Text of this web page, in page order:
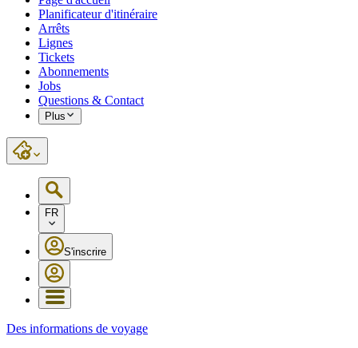
Planificateur d'itinéraire
Arrêts
Lignes
Tickets
Abonnements
Jobs
Questions & Contact
Plus
FR
S'inscrire
Des informations de voyage